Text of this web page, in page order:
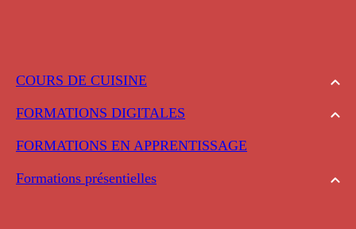
COURS DE CUISINE
FORMATIONS DIGITALES
FORMATIONS EN APPRENTISSAGE
Formations présentielles